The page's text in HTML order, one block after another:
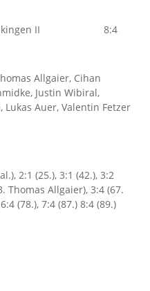
Denkingen II 8:4
Allgaier, Cihan
Justin Wibiral,
Lukas Auer, Valentin Fetzer
2:1 (25.), 3:1 (42.), 3:2
Thomas Allgaier), 3:4 (67.
(78.), 7:4 (87.) 8:4 (89.)